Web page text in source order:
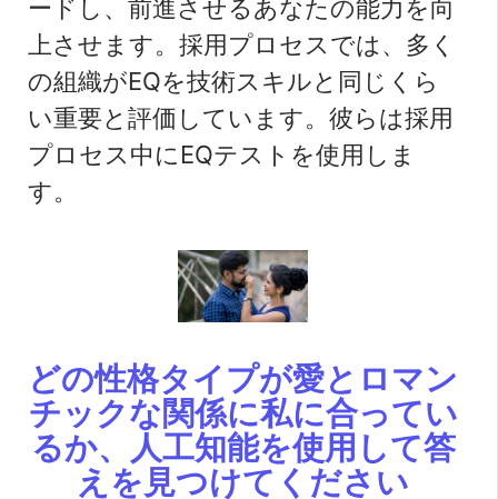
ードし、前進させるあなたの能力を向
上させます。採用プロセスでは、多く
の組織がEQを技術スキルと同じくら
い重要と評価しています。彼らは採用
プロセス中にEQテストを使用しま
す。
どの性格タイプが愛とロマン
チックな関係に私に合ってい
るか、人工知能を使用して答
えを見つけてください